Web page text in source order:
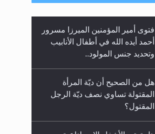
رأيٌ في لغة المسيح الموعود عليه
السلام.. 4...
فتوى أمير المؤمنين الميرزا مسرور
أحمد أيده الله في أطفال الأنابيب
وتحديد جنس المولود..
هل من الصحيح أن ديّة المرأة
المقتولة تساوي نصف ديّة الرجل
المقتول؟